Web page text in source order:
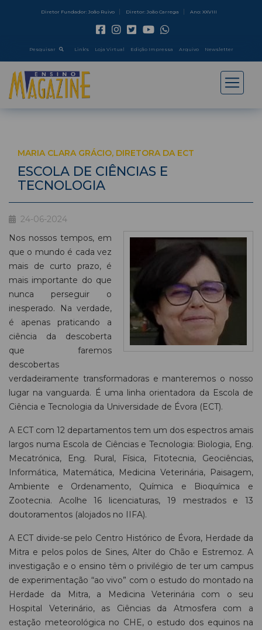
Diretor Fundador: João Ruivo Diretor: João Carrega Ano: XXVIII
Pesquisar Link's Loja Virtual Edição Impressa Arquivo Newsletter
MARIA CLARA GRÁCIO, DIRETORA DA ECT
ESCOLA DE CIÊNCIAS E
TECNOLOGIA
24-06-2024
Nos nossos tempos, em
que o mundo é cada vez
mais de curto prazo, é
mais importante do que
nunca perseguir o
inesperado. Na verdade,
é apenas praticando a
ciência da descoberta
que faremos
descobertas
verdadeiramente transformadoras e manteremos o nosso
lugar na vanguarda. É uma linha orientadora da Escola de
Ciência e Tecnologia da Universidade de Évora (ECT).
A ECT com 12 departamentos tem um dos espectros amais
largos numa Escola de Ciências e Tecnologia: Biologia, Eng.
Mecatrónica, Eng. Rural, Física, Fitotecnia, Geociências,
Informática, Matemática, Medicina Veterinária, Paisagem,
Ambiente e Ordenamento, Química e Bioquímica e
Zootecnia. Acolhe 16 licenciaturas, 19 mestrados e 13
doutoramentos (alojados no IIFA).
A ECT divide-se pelo Centro Histórico de Évora, Herdade da
Mitra e pelos polos de Sines, Alter do Chão e Estremoz. A
investigação e o ensino têm o privilégio de ter um campus
de experimentação “ao vivo” com o estudo do montado na
Herdade da Mitra, a Medicina Veterinária com o seu
Hospital Veterinário, as Ciências da Atmosfera com a
estação meteorológica no CHE, o estudo dos equinos na